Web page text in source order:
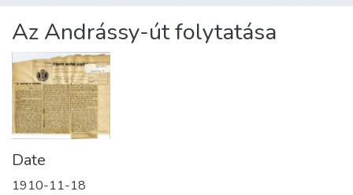
Statistics
About us
Az Andrássy-út folytatása
Date
1910-11-18